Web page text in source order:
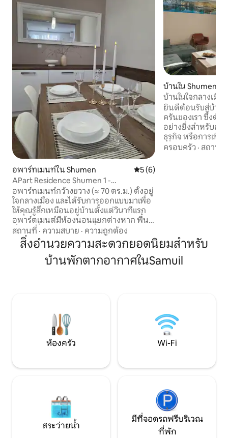
อพาร์ทเมนท์ใน Shumen คะแนนเฉลี่ย 5 จาก 5, 6 รีวิว
5 (6)
APart Residence Shumen 1 -
อพาร์ตเมนต์ 1 ห้องนอน
อพาร์ทเมนท์กว้างขวาง (≈ 70 ตร.ม.) ตั้งอยู่
ใจกลางเมือง และได้รับการออกแบบมาเพื่อ
ให้คุณรู้สึกเหมือนอยู่บ้านตั้งแต่วินาทีแรก
อพาร์ตเมนต์มีห้องนอนแยกต่างหาก พื้นที่
นั่งเล่นที่อบอุ่น ห้องครัวที่มีอุปกรณ์ครบ
ครัน เครื่องซักผ้า และเครื่องอบผ้า เหมาะ
อย่างยิ่งสำหรับครอบครัว การเดินทางเพื่อ
ธุรกิจ และการเข้าพักระยะสั้นหรือระยะยาว
ถึงพื้นที่ทำงานจากระยะไกลที่มี Wi-Fi
ความเร็วสูงฟรี
สถานที่ · ความสบาย · ความถูกต้อง
บ้านใน Shumen
บ้านในใจกลางเมือ
ยินดีต้อนรับสู่บ้าน
ครันของเรา ซึ่งตั้ง
อย่างยิ่งสำหรับกา
ธุรกิจ หรือการเที่ย
เยี่ยม - ศาลากลาง
ครอบครัว · สถานที่
สิ่งอำนวยความสะดวกยอดนิยมสำหรับ
บ้านพักตากอากาศในSamuil
ห้องครัว Wi-Fi
สระว่ายน้ำ
มีที่จอดรถฟรีบริเวณ
ที่พัก